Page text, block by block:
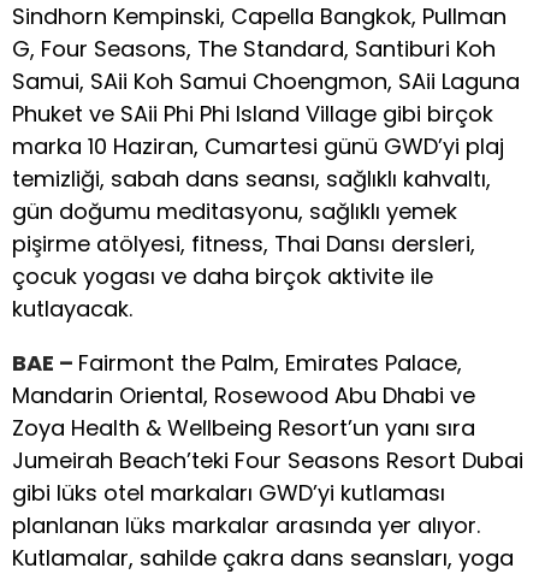
Sindhorn Kempinski, Capella Bangkok, Pullman
G, Four Seasons, The Standard, Santiburi Koh
Samui, SAii Koh Samui Choengmon, SAii Laguna
Phuket ve SAii Phi Phi Island Village gibi birçok
marka 10 Haziran, Cumartesi günü GWD’yi plaj
temizliği, sabah dans seansı, sağlıklı kahvaltı,
gün doğumu meditasyonu, sağlıklı yemek
pişirme atölyesi, fitness, Thai Dansı dersleri,
çocuk yogası ve daha birçok aktivite ile
kutlayacak.
BAE – Fairmont the Palm, Emirates Palace,
Mandarin Oriental, Rosewood Abu Dhabi ve
Zoya Health & Wellbeing Resort’un yanı sıra
Jumeirah Beach’teki Four Seasons Resort Dubai
gibi lüks otel markaları GWD’yi kutlaması
planlanan lüks markalar arasında yer alıyor.
Kutlamalar, sahilde çakra dans seansları, yoga